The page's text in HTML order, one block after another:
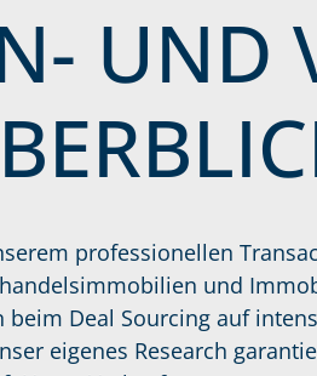
UND
professionellen
und
beim Deal Sourcing auf
eigenes Research